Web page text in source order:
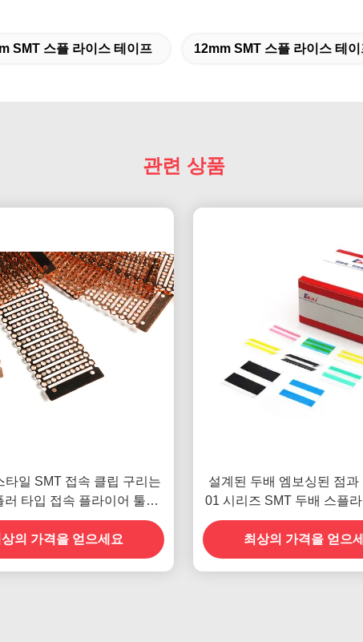
SMT 스플 라이스 테이프 12mm SMT 스플 라이스 테이
관련 상품
타일 SMT 접속 클립 구리는
러 타입 접속 플라이어 툴에
의해 조입니다
의 가격을 얻으세요
설계된 두배 엠보싱된 점과
01 시리즈 SMT 두배 스플
프는 캐리어 테이프의 모
신청합니다
최상의 가격을 얻으